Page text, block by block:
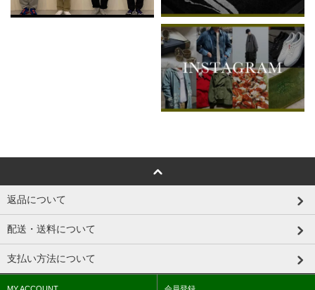
返品について
配送・送料について
支払い方法について